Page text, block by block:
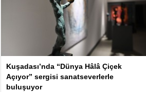
Kuşadası’nda “Dünya Hâlâ Çiçek
Açıyor” sergisi sanatseverlerle
buluşuyor